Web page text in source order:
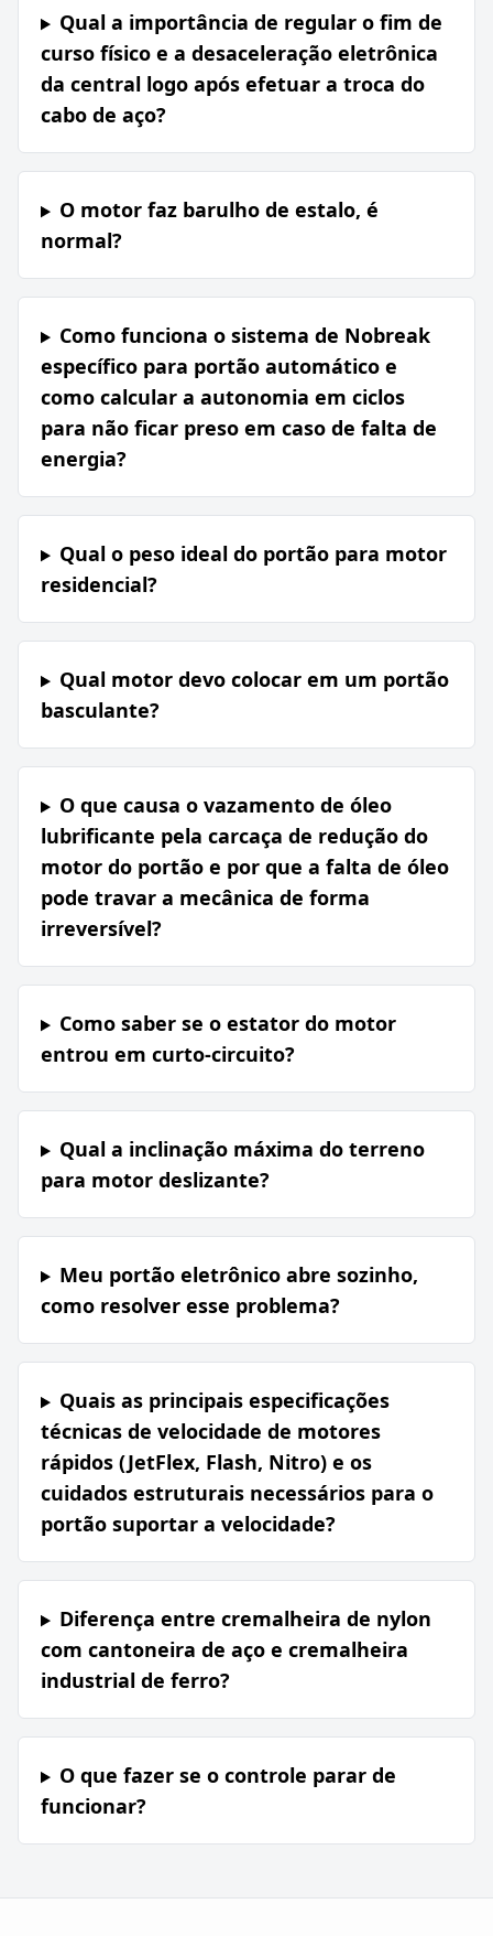
Qual a importância de regular o fim de
curso físico e a desaceleração eletrônica
da central logo após efetuar a troca do
cabo de aço?
O motor faz barulho de estalo, é
normal?
Como funciona o sistema de Nobreak
específico para portão automático e
como calcular a autonomia em ciclos
para não ficar preso em caso de falta de
energia?
Qual o peso ideal do portão para motor
residencial?
Qual motor devo colocar em um portão
basculante?
O que causa o vazamento de óleo
lubrificante pela carcaça de redução do
motor do portão e por que a falta de óleo
pode travar a mecânica de forma
irreversível?
Como saber se o estator do motor
entrou em curto-circuito?
Qual a inclinação máxima do terreno
para motor deslizante?
Meu portão eletrônico abre sozinho,
como resolver esse problema?
Quais as principais especificações
técnicas de velocidade de motores
rápidos (JetFlex, Flash, Nitro) e os
cuidados estruturais necessários para o
portão suportar a velocidade?
Diferença entre cremalheira de nylon
com cantoneira de aço e cremalheira
industrial de ferro?
O que fazer se o controle parar de
funcionar?